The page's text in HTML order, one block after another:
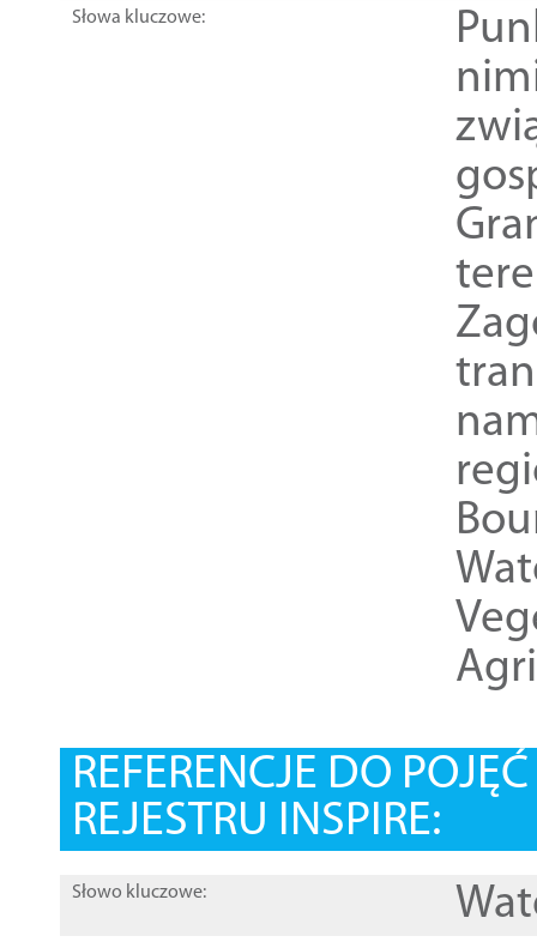
Słowa kluczowe:
REFERENCJE DO
REJESTRU INSPIRE:
Słowo kluczowe: